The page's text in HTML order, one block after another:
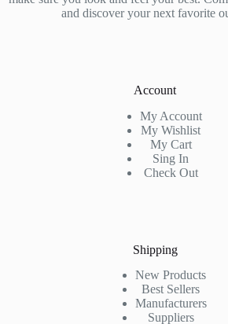
and discover your next favorite
Account
My Account
My Wishlist
My Cart
Sing In
Check Out
Shipping
New Products
Best Sellers
Manufacturers
Suppliers